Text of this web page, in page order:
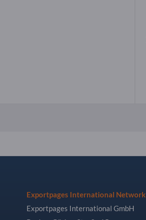
Exportpages International Network
Exportpages International GmbH